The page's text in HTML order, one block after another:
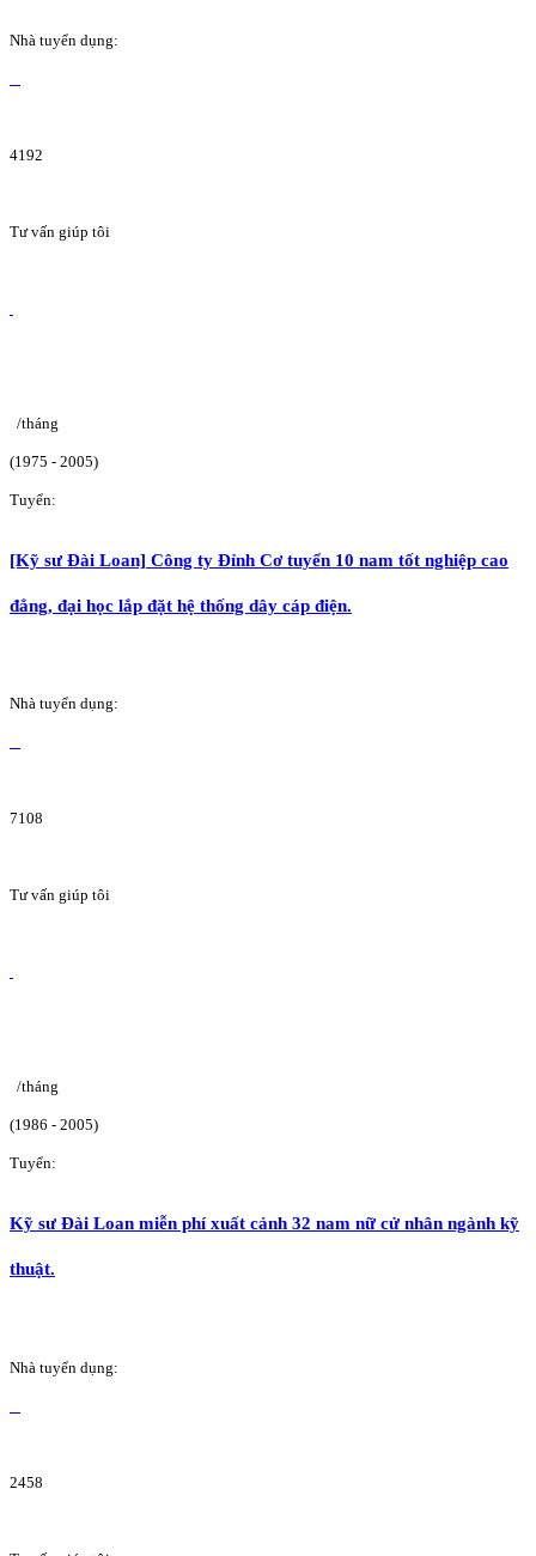
Nhà tuyển dụng:
4192
Tư vấn giúp tôi
/tháng
(1975 - 2005)
Tuyển:
[Kỹ sư Đài Loan] Công ty Đỉnh Cơ tuyển 10 nam tốt nghiệp cao
đẳng, đại học lắp đặt hệ thống dây cáp điện.
Nhà tuyển dụng:
7108
Tư vấn giúp tôi
/tháng
(1986 - 2005)
Tuyển:
Kỹ sư Đài Loan miễn phí xuất cảnh 32 nam nữ cử nhân ngành kỹ
thuật.
Nhà tuyển dụng:
2458